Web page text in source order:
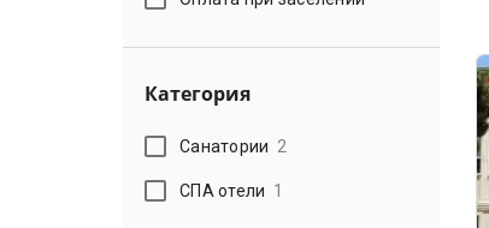
Категория
Санатории 2
СПА отели 1